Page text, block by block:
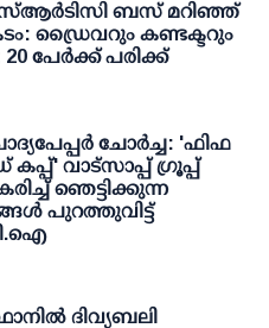
ബസ് മറിഞ്ഞ്
ഡ്രൈവറും കണ്ടക്ടറും
20 പേര്‍ക്ക് പരിക്ക്
ചോര്‍ച്ച: 'ഫിഫ
വാട്സാപ്പ് ഗ്രൂപ്പ്
ഞെട്ടിക്കുന്ന
പുറത്തുവിട്ട്
ദിവ്യബലി